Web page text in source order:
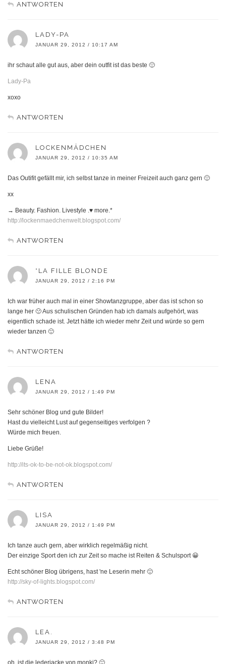
ANTWORTEN
LADY-PA
JANUAR 29, 2012 / 10:17 AM
ihr schaut alle gut aus, aber dein outfit ist das beste 🙂
Lady-Pa
xoxo
ANTWORTEN
LOCKENMÄDCHEN
JANUAR 29, 2012 / 10:35 AM
Das Outifit gefällt mir, ich selbst tanze in meiner Freizeit auch ganz gern 🙂
xx
→ Beauty. Fashion. Livestyle .♥ more.*
http://lockenmaedchenwelt.blogspot.com/
ANTWORTEN
*LA FILLE BLONDE
JANUAR 29, 2012 / 2:16 PM
Ich war früher auch mal in einer Showtanzgruppe, aber das ist schon so
lange her 🙁 Aus schulischen Gründen hab ich damals aufgehört, was
eigentlich schade ist. Jetzt hätte ich wieder mehr Zeit und würde so gern
wieder tanzen 🙂
ANTWORTEN
LENA
JANUAR 29, 2012 / 1:49 PM
Sehr schöner Blog und gute Bilder!
Hast du vielleicht Lust auf gegenseitiges verfolgen ?
Würde mich freuen.
Liebe Grüße!
http://its-ok-to-be-not-ok.blogspot.com/
ANTWORTEN
LISA
JANUAR 29, 2012 / 1:49 PM
Ich tanze auch gern, aber wirklich regelmäßig nicht.
Der einzige Sport den ich zur Zeit so mache ist Reiten & Schulsport 😀
Echt schöner Blog übrigens, hast 'ne Leserin mehr 🙂
http://sky-of-lights.blogspot.com/
ANTWORTEN
LEA.
JANUAR 29, 2012 / 3:48 PM
oh, ist die lederjacke von monki? 🙂